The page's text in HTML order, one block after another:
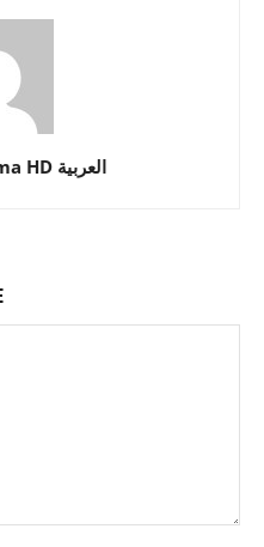
Turkish Drama HD العربية